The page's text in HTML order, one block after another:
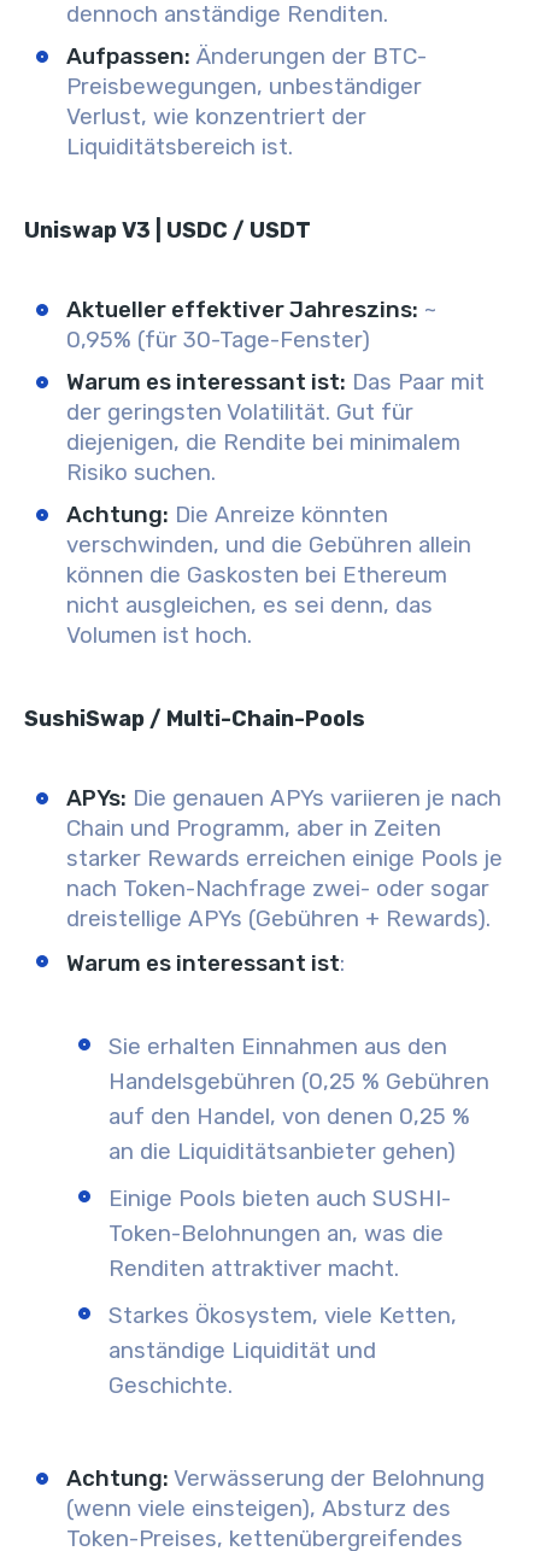
dennoch anständige Renditen.
Aufpassen: Änderungen der BTC-
Preisbewegungen, unbeständiger
Verlust, wie konzentriert der
Liquiditätsbereich ist.
Uniswap V3 | USDC / USDT
Aktueller effektiver Jahreszins: ~
0,95% (für 30-Tage-Fenster)
Warum es interessant ist: Das Paar mit
der geringsten Volatilität. Gut für
diejenigen, die Rendite bei minimalem
Risiko suchen.
Achtung: Die Anreize könnten
verschwinden, und die Gebühren allein
können die Gaskosten bei Ethereum
nicht ausgleichen, es sei denn, das
Volumen ist hoch.
SushiSwap / Multi-Chain-Pools
APYs: Die genauen APYs variieren je nach
Chain und Programm, aber in Zeiten
starker Rewards erreichen einige Pools je
nach Token-Nachfrage zwei- oder sogar
dreistellige APYs (Gebühren + Rewards).
Warum es interessant ist:
Sie erhalten Einnahmen aus den
Handelsgebühren (0,25 % Gebühren
auf den Handel, von denen 0,25 %
an die Liquiditätsanbieter gehen)
Einige Pools bieten auch SUSHI-
Token-Belohnungen an, was die
Renditen attraktiver macht.
Starkes Ökosystem, viele Ketten,
anständige Liquidität und
Geschichte.
Achtung: Verwässerung der Belohnung
(wenn viele einsteigen), Absturz des
Token-Preises, kettenübergreifendes